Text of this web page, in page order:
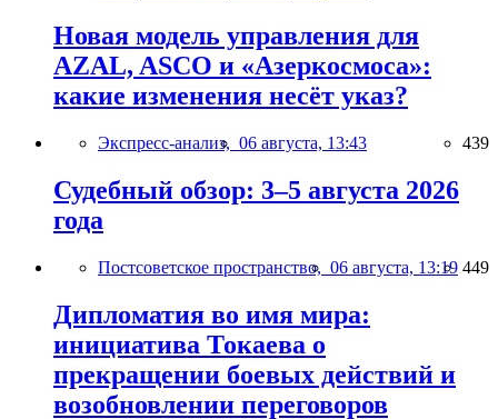
Новая модель управления для
AZAL, ASCO и «Азеркосмоса»:
какие изменения несёт указ?
Экспресс-анализ, 06 августа, 13:43 439
Судебный обзор: 3–5 августа 2026
года
Постсоветское пространство, 06 августа, 13:19 449
Дипломатия во имя мира:
инициатива Токаева о
прекращении боевых действий и
возобновлении переговоров